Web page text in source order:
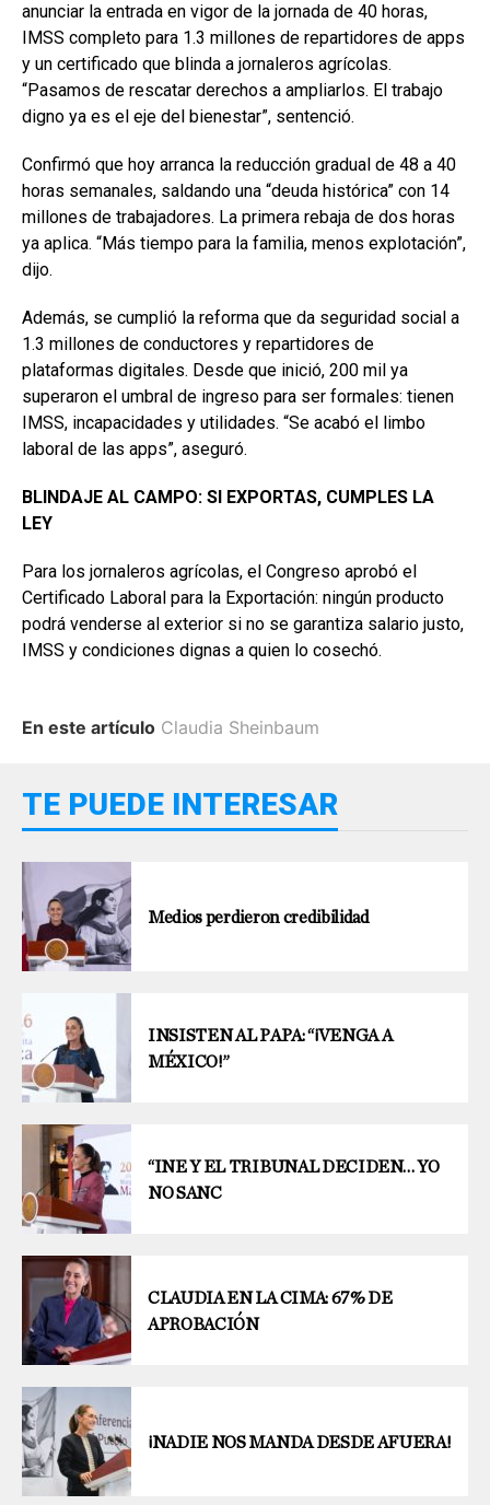
anunciar la entrada en vigor de la jornada de 40 horas,
IMSS completo para 1.3 millones de repartidores de apps
y un certificado que blinda a jornaleros agrícolas.
“Pasamos de rescatar derechos a ampliarlos. El trabajo
digno ya es el eje del bienestar”, sentenció.
Confirmó que hoy arranca la reducción gradual de 48 a 40
horas semanales, saldando una “deuda histórica” con 14
millones de trabajadores. La primera rebaja de dos horas
ya aplica. “Más tiempo para la familia, menos explotación”,
dijo.
Además, se cumplió la reforma que da seguridad social a
1.3 millones de conductores y repartidores de
plataformas digitales. Desde que inició, 200 mil ya
superaron el umbral de ingreso para ser formales: tienen
IMSS, incapacidades y utilidades. “Se acabó el limbo
laboral de las apps”, aseguró.
BLINDAJE AL CAMPO: SI EXPORTAS, CUMPLES LA
LEY
Para los jornaleros agrícolas, el Congreso aprobó el
Certificado Laboral para la Exportación: ningún producto
podrá venderse al exterior si no se garantiza salario justo,
IMSS y condiciones dignas a quien lo cosechó.
En este artículo Claudia Sheinbaum
TE PUEDE INTERESAR
Medios perdieron credibilidad
INSISTEN AL PAPA: “¡VENGA A
MÉXICO!”
“INE Y EL TRIBUNAL DECIDEN… YO
NO SANC
CLAUDIA EN LA CIMA: 67% DE
APROBACIÓN
¡NADIE NOS MANDA DESDE AFUERA!